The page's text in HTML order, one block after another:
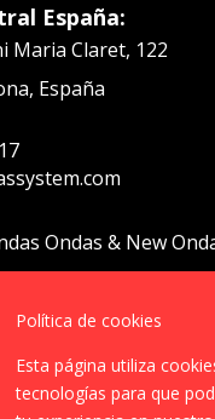
España:
Maria Claret, 122
España
Ondas & New
Política de cookies
Esta página utiliza
tecnologías para que